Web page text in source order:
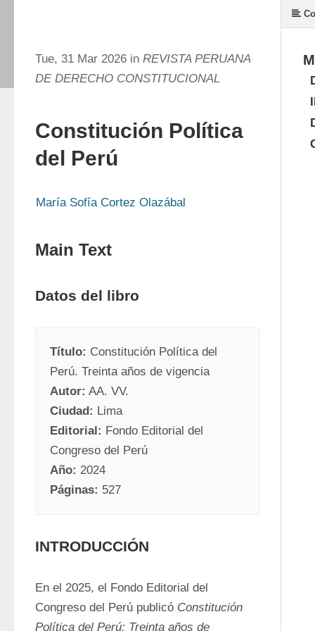
Tue, 31 Mar 2026 in REVISTA PERUANA
DE DERECHO CONSTITUCIONAL
Constitución Política
del Perú
María Sofía Cortez Olazábal
Main Text
Datos del libro
Título: Constitución Política del
Perú. Treinta años de vigencia
Autor: AA. VV.
Ciudad: Lima
Editorial: Fondo Editorial del
Congreso del Perú
Año: 2024
Páginas: 527
INTRODUCCIÓN
En el 2025, el Fondo Editorial del
Congreso del Perú publicó Constitución
Política del Perú: Treinta años de